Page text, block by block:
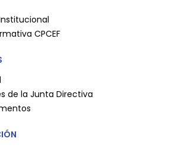
CPCEF
de la Junta Directiva